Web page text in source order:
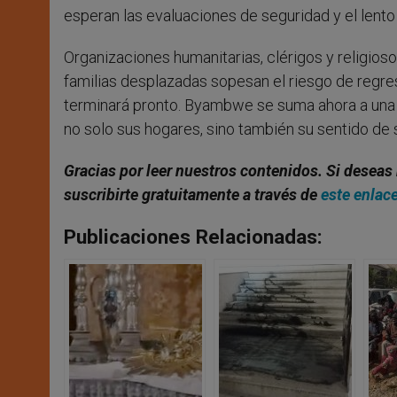
esperan las evaluaciones de seguridad y el
Organizaciones humanitarias, clérigos y
familias desplazadas sopesan el riesgo de
terminará pronto. Byambwe se suma ahora a
no solo sus hogares, sino también su sentido de
Gracias por leer nuestros contenidos. Si
suscribirte gratuitamente a través deeste
Publicaciones Relacionadas: